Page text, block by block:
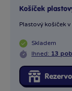
Košíček
Plastový košíček
Skladem
Ihned: 13